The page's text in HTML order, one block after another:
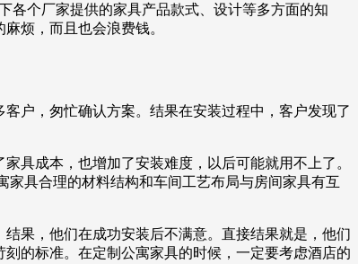
各个厂家提供的家具产品款式、设计等多方面的知
烦，而且也会浪费钱。
户，匆忙确认方案。结果在安装过程中，客户发现了
具成本，也增加了安装难度，以后可能就用不上了。
具合理的材料结构和车间工艺布局与房间家具有互
果，他们在成功安装后不满意。直接结果就是，他们
的标准。在定制公寓家具的时候，一定要考虑酒店的